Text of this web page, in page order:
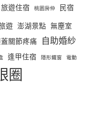
旅遊住宿 桃園房仲
民宿
遊 澎湖景點 無塵室
關節疼痛
自助婚紗
逢甲住宿 隱形鐵窗 電動
圈